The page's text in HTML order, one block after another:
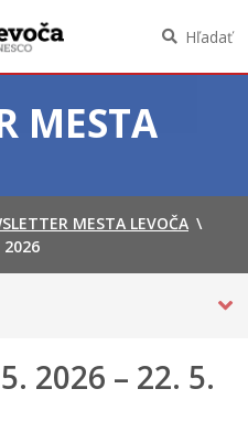
Hľadať
MESTA
MESTA LEVOČA \
2026 – 22. 5.